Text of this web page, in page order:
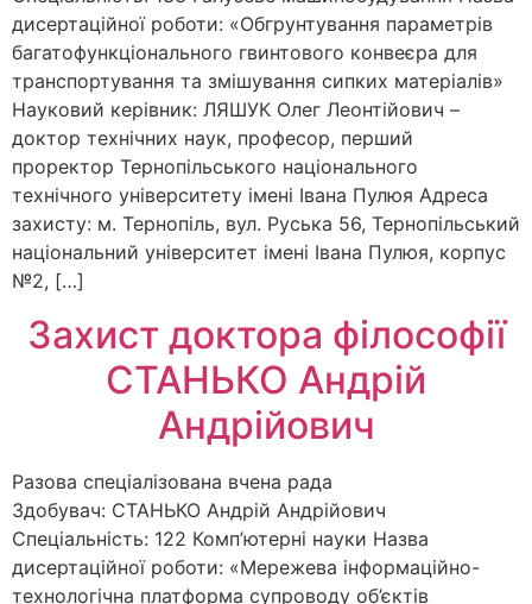
дисертаційної роботи: «Обгрунтування параметрів
багатофункціонального гвинтового конвеєра для
транспортування та змішування сипких матеріалів»
Науковий керівник: ЛЯШУК Олег Леонтійович –
доктор технічних наук, професор, перший
проректор Тернопільського національного
технічного університету імені Івана Пулюя Адреса
захисту: м. Тернопіль, вул. Руська 56, Тернопільський
національний університет імені Івана Пулюя, корпус
№2, […]
Захист доктора філософії
СТАНЬКО Андрій
Андрійович
Разова спеціалізована вчена рада
Здобувач: СТАНЬКО Андрій Андрійович
Спеціальність: 122 Комп’ютерні науки Назва
дисертаційної роботи: «Мережева інформаційно-
технологічна платформа супроводу об’єктів